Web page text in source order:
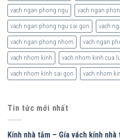
vach ngan phong ngu vach ngan
vach ngan phong ngu sai gon vach
vach ngan phong nhom vach ngan
vach nhom kinh vach nhom kinh cua
vach nhom kinh sai gon vach nhom
Tin tức mới nhất
Kính nhà tắm – Gía vách kính nhà